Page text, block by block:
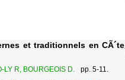
et traditionnels en CÃ´te
LY R, BOURGEOIS D.
pp. 5-11.